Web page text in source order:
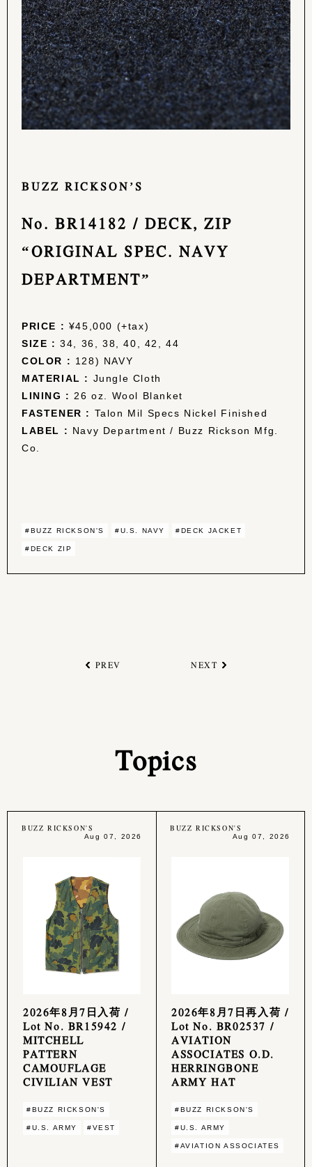
BUZZ RICKSON’S
No. BR14182 / DECK, ZIP
“ORIGINAL SPEC. NAVY
DEPARTMENT”
PRICE : ¥45,000 (+tax)
SIZE : 34, 36, 38, 40, 42, 44
COLOR : 128) NAVY
MATERIAL : Jungle Cloth
LINING : 26 oz. Wool Blanket
FASTENER : Talon Mil Specs Nickel Finished
LABEL : Navy Department / Buzz Rickson Mfg.
Co.
#BUZZ RICKSON'S #U.S. NAVY #DECK JACKET
#DECK ZIP
PREV NEXT
Topics
BUZZ RICKSON'S
Aug 07, 2026
2026年8月7日入荷 /
Lot No. BR15942 /
MITCHELL
PATTERN
CAMOUFLAGE
CIVILIAN VEST
#BUZZ RICKSON'S
#U.S. ARMY #VEST
BUZZ RICKSON'S
Aug 07, 2026
2026年8月7日再入荷 /
Lot No. BR02537 /
AVIATION
ASSOCIATES O.D.
HERRINGBONE
ARMY HAT
#BUZZ RICKSON'S
#U.S. ARMY
#AVIATION ASSOCIATES